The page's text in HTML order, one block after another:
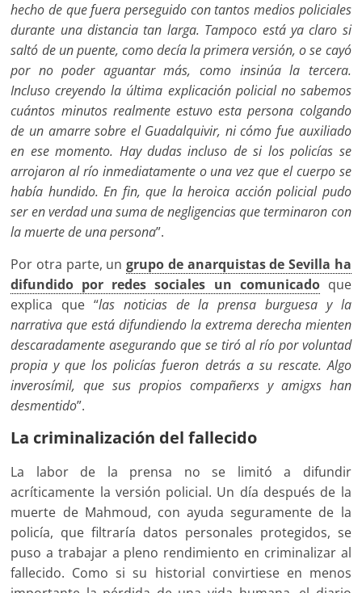
hecho de que fuera perseguido con tantos medios policiales
durante una distancia tan larga. Tampoco está ya claro si
saltó de un puente, como decía la primera versión, o se cayó
por no poder aguantar más, como insinúa la tercera.
Incluso creyendo la última explicación policial no sabemos
cuántos minutos realmente estuvo esta persona colgando
de un amarre sobre el Guadalquivir, ni cómo fue auxiliado
en ese momento. Hay dudas incluso de si los policías se
arrojaron al río inmediatamente o una vez que el cuerpo se
había hundido. En fin, que la heroica acción policial pudo
ser en verdad una suma de negligencias que terminaron con
la muerte de una persona”.
Por otra parte, ungrupo de anarquistas de Sevilla ha
difundido por redes sociales un comunicadoque
explica que “las noticias de la prensa burguesa y la
narrativa que está difundiendo la extrema derecha mienten
descaradamente asegurando que se tiró al río por voluntad
propia y que los policías fueron detrás a su rescate. Algo
inverosímil, que sus propios compañerxs y amigxs han
desmentido”.
La criminalización del fallecido
La labor de la prensa no se limitó a difundir
acríticamente la versión policial. Un día después de la
muerte de Mahmoud, con ayuda seguramente de la
policía, que filtraría datos personales protegidos, se
puso a trabajar a pleno rendimiento en criminalizar al
fallecido. Como si su historial convirtiese en menos